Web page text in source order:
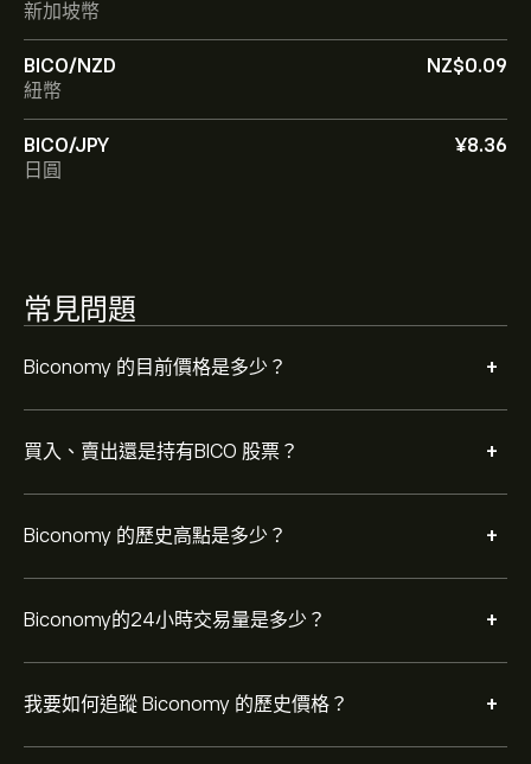
新加坡幣
BICO/NZD
‎NZ$‎0.09
紐幣
BICO/JPY
‎¥‎8.36
日圓
常見問題
Biconomy 的目前價格是多少？ +
買入、賣出還是持有BICO 股票？ +
Biconomy 的歷史高點是多少？ +
Biconomy的24小時交易量是多少？ +
我要如何追蹤 Biconomy 的歷史價格？ +
(BICO)"」頁面。在建立帳戶並存入資金後，請按一下 [交
易] 按鈕並決定要購買多少 Biconomy。您也可以下單，在
未來以特定價格購買 BICO。